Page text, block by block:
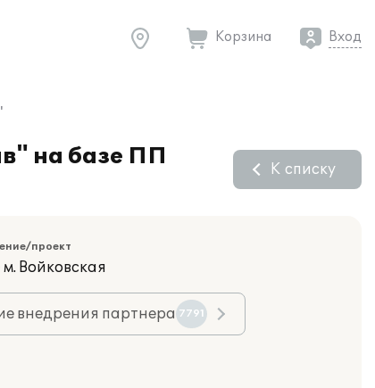
Корзина Вход
на базе ПП
К списку
проект
Войковская
внедрения партнера 7791